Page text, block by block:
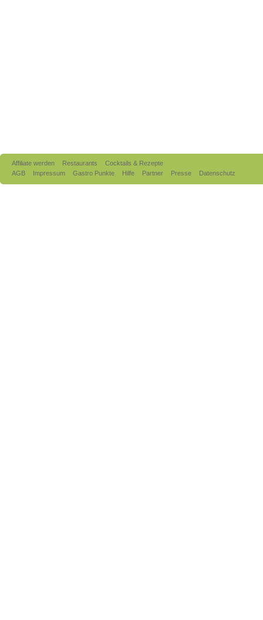
Affiliate werden Restaurants
Cocktails & Rezepte
AGB
Impressum Gastro Punkte Hilfe Partner Presse Datenschutz